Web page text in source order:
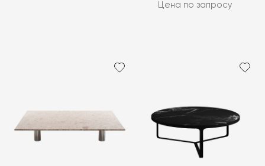
Цена по запросу